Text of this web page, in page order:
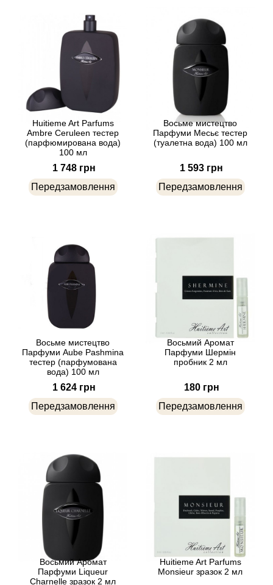
Huitieme Art Parfums
Ambre Ceruleen тестер
(парфюмирована вода)
100 мл
1 748 грн
Передзамовлення
Восьме мистецтво
Парфуми Месьє тестер
(туалетна вода) 100 мл
1 593 грн
Передзамовлення
Восьме мистецтво
Парфуми Aube Pashmina
тестер (парфумована
вода) 100 мл
1 624 грн
Передзамовлення
Восьмий Аромат
Парфуми Шермін
пробник 2 мл
180 грн
Передзамовлення
Восьмий Аромат
Парфуми Liqueur
Charnelle зразок 2 мл
Huitieme Art Parfums
Monsieur зразок 2 мл
Andre L'Arom
Angel Schlesser
Anima Mundi
Anna Sui
Annayake
Anne Fontaine
Antonia's Flowers
Antonio Banderas
Antonio Puig
Antonio Visconti
Aquolina
Arabesque Perfumes
Ariana Grande
Armand Basi